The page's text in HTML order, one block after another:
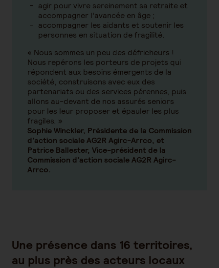
agir pour vivre sereinement sa retraite et
accompagner l’avancée en âge ;
accompagner les aidants et soutenir les
personnes en situation de fragilité.
« Nous sommes un peu des défricheurs !
Nous repérons les porteurs de projets qui
répondent aux besoins émergents de la
société, construisons avec eux des
partenariats ou des services pérennes, puis
allons au-devant de nos assurés seniors
pour les leur proposer et épauler les plus
fragiles. »
Sophie Winckler, Présidente de la Commission
d’action sociale AG2R Agirc-Arrco, et
Patrice Ballester, Vice-président de la
Commission d’action sociale AG2R Agirc-
Arrco.
Une présence dans 16 territoires,
au plus près des acteurs locaux